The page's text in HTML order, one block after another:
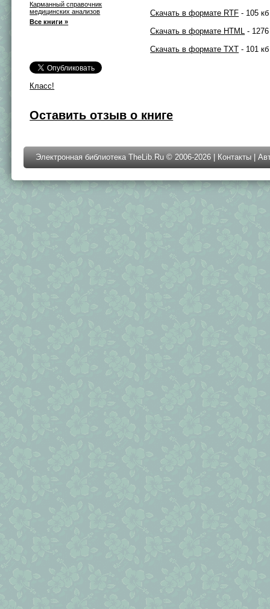
Карманный справочник
медицинских анализов
Все книги »
Класс!
Скачать в формате RTF - 105 кб
Скачать в формате HTML -
Скачать в формате TXT - 101 кб
Оставить отзыв о книге
Электронная библиотека TheLib.Ru © 2006-2026 | Контакты |